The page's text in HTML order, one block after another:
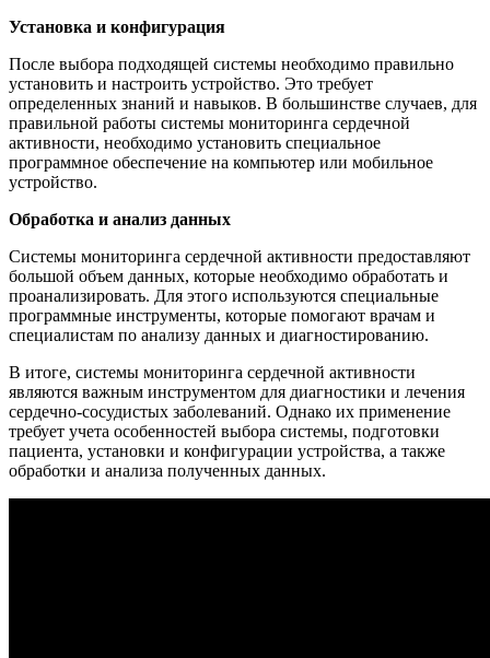
Установка и конфигурация
После выбора подходящей системы необходимо правильно
установить и настроить устройство. Это требует
определенных знаний и навыков. В большинстве случаев, для
правильной работы системы мониторинга сердечной
активности, необходимо установить специальное
программное обеспечение на компьютер или мобильное
устройство.
Обработка и анализ данных
Системы мониторинга сердечной активности предоставляют
большой объем данных, которые необходимо обработать и
проанализировать. Для этого используются специальные
программные инструменты, которые помогают врачам и
специалистам по анализу данных и диагностированию.
В итоге, системы мониторинга сердечной активности
являются важным инструментом для диагностики и лечения
сердечно-сосудистых заболеваний. Однако их применение
требует учета особенностей выбора системы, подготовки
пациента, установки и конфигурации устройства, а также
обработки и анализа полученных данных.